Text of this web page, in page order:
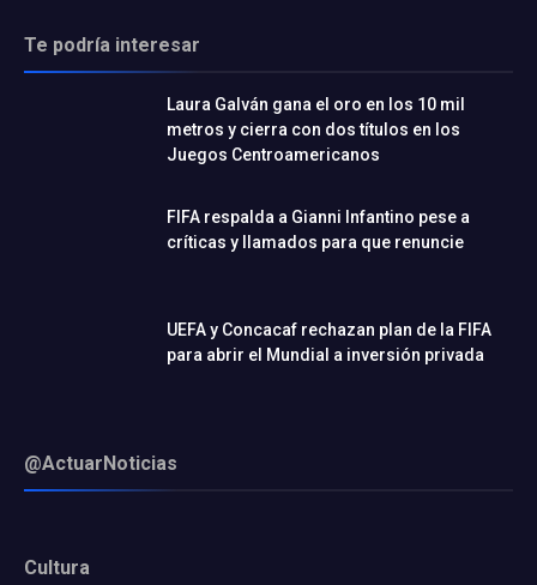
Te podría interesar
Laura Galván gana el oro en los 10 mil
metros y cierra con dos títulos en los
Juegos Centroamericanos
FIFA respalda a Gianni Infantino pese a
críticas y llamados para que renuncie
UEFA y Concacaf rechazan plan de la FIFA
para abrir el Mundial a inversión privada
@ActuarNoticias
Cultura